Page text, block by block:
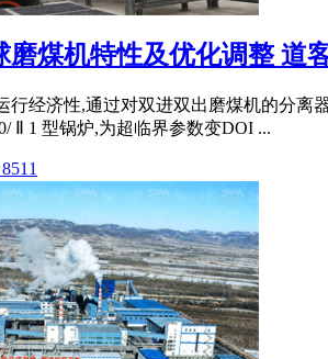
磨煤机特性及优化调整 道
行经济性,通过对双进双出磨煤机的分离
Ⅱ 1 型锅炉,为超临界参数变DOI ...